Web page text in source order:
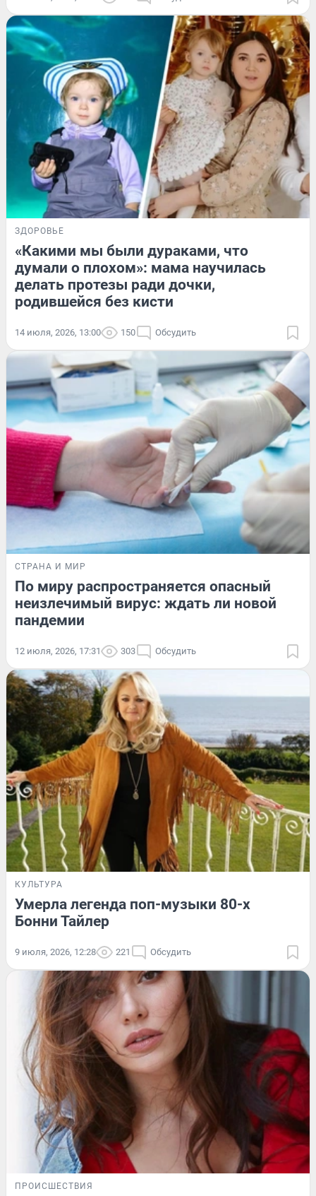
ЗДОРОВЬЕ
«Какими мы были дураками, что
думали о плохом»: мама научилась
делать протезы ради дочки,
родившейся без кисти
14 июля, 2026, 13:00 150 Обсудить
СТРАНА И МИР
По миру распространяется опасный
неизлечимый вирус: ждать ли новой
пандемии
12 июля, 2026, 17:31 303 Обсудить
КУЛЬТУРА
Умерла легенда поп-музыки 80-х
Бонни Тайлер
9 июля, 2026, 12:28 221 Обсудить
ПРОИСШЕСТВИЯ